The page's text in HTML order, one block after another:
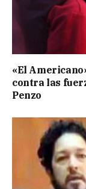
«El
contra las
Penzo